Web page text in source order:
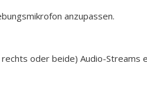
anzupassen.
oder beide) Audio-Streams